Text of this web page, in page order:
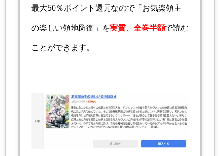
最大50％ポイント還元なので「お気楽領主
の楽しい領地防衛」を実質、全巻半額で読む
ことができます。